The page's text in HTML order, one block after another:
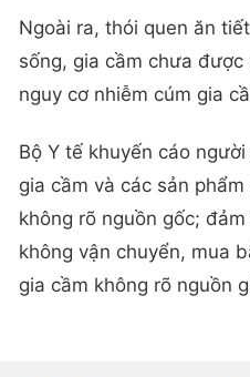
Ngoài ra, thói quen ăn
sống, gia cầm chưa
nguy cơ nhiễm cúm gia
Bộ Y tế khuyến cáo
gia cầm và các sản
không rõ nguồn gốc;
không vận chuyển, mua
gia cầm không rõ nguồn